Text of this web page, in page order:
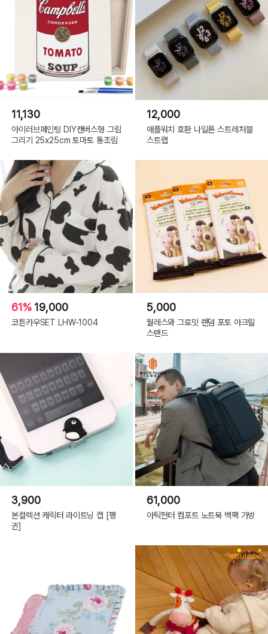
11,130
아이러브페인팅 DIY캔버스형 그림
그리기 25x25cm 토마토 통조림
12,000
애플워치 호환 나일론 스트레처블
스트랩
61% 19,000
코튼카우SET LHW-1004
5,000
월레스와 그로밋 랜덤 포토 아크릴
스탠드
3,900
본컬렉션 캐릭터 라이트닝 캡 [펭
귄]
61,000
아틱헌터 컴포트 노트북 백팩 가방